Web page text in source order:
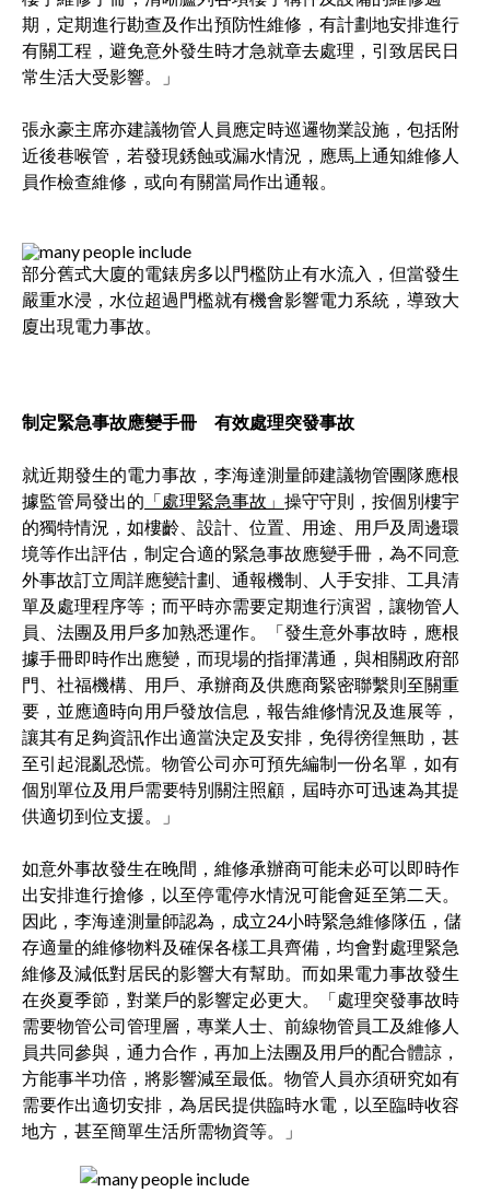
期，定期進行勘查及作出預防性維修，有計劃地安排進行
有關工程，避免意外發生時才急就章去處理，引致居民日
常生活大受影響。」
張永豪主席亦建議物管人員應定時巡邏物業設施，包括附
近後巷喉管，若發現銹蝕或漏水情況，應馬上通知維修人
員作檢查維修，或向有關當局作出通報。
部分舊式大廈的電錶房多以門檻防止有水流入，但當發生
嚴重水浸，水位超過門檻就有機會影響電力系統，導致大
廈出現電力事故。
制定緊急事故應變手冊 有效處理突發事故
就近期發生的電力事故，李海達測量師建議物管團隊應根
據監管局發出的 「處理緊急事故」 操守守則，按個別樓宇
的獨特情況，如樓齡、設計、位置、用途、用戶及周邊環
境等作出評估，制定合適的緊急事故應變手冊，為不同意
外事故訂立周詳應變計劃、通報機制、人手安排、工具清
單及處理程序等；而平時亦需要定期進行演習，讓物管人
員、法團及用戶多加熟悉運作。「發生意外事故時，應根
據手冊即時作出應變，而現場的指揮溝通，與相關政府部
門、社福機構、用戶、承辦商及供應商緊密聯繫則至關重
要，並應適時向用戶發放信息，報告維修情況及進展等，
讓其有足夠資訊作出適當決定及安排，免得徬徨無助，甚
至引起混亂恐慌。物管公司亦可預先編制一份名單，如有
個別單位及用戶需要特別關注照顧，屆時亦可迅速為其提
供適切到位支援。」
如意外事故發生在晚間，維修承辦商可能未必可以即時作
出安排進行搶修，以至停電停水情況可能會延至第二天。
因此，李海達測量師認為，成立24小時緊急維修隊伍，儲
存適量的維修物料及確保各樣工具齊備，均會對處理緊急
維修及減低對居民的影響大有幫助。而如果電力事故發生
在炎夏季節，對業戶的影響定必更大。「處理突發事故時
需要物管公司管理層，專業人士、前線物管員工及維修人
員共同參與，通力合作，再加上法團及用戶的配合體諒，
方能事半功倍，將影響減至最低。物管人員亦須研究如有
需要作出適切安排，為居民提供臨時水電，以至臨時收容
地方，甚至簡單生活所需物資等。」